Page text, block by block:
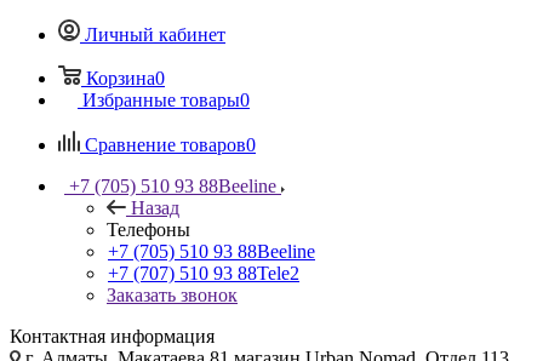
Личный кабинет
Корзина0
Избранные товары0
Сравнение товаров0
+7 (705) 510 93 88Beeline
Назад
Телефоны
+7 (705) 510 93 88Beeline
+7 (707) 510 93 88Tele2
Заказать звонок
Контактная информация